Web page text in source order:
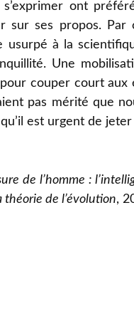
ont
ses propos. Par
à la
Une
couper court aux
pas mérité que
est urgent de
de l’homme :
théorie de l’évolution,